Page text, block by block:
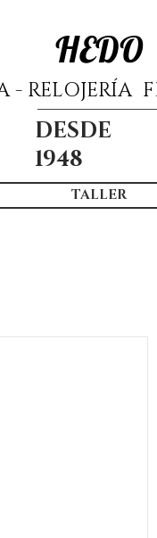
HEDO
- RELOJERÍA
DESDE
1948
TALLER